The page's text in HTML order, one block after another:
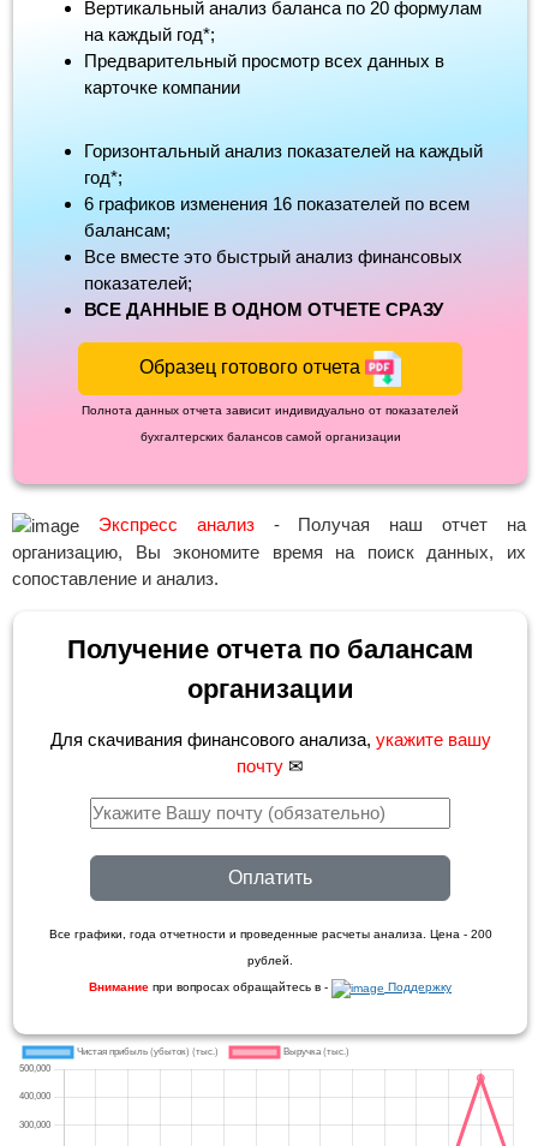
Вертикальный анализ баланса по 20 формулам
на каждый год*;
Предварительный просмотр всех данных в
карточке компании
Горизонтальный анализ показателей на каждый
год*;
6 графиков изменения 16 показателей по всем
балансам;
Все вместе это быстрый анализ финансовых
показателей;
ВСЕ ДАННЫЕ В ОДНОМ ОТЧЕТЕ СРАЗУ
Образец готового отчета
Полнота данных отчета зависит индивидуально от показателей
бухгалтерских балансов самой организации
Экспресс анализ- Получая наш отчет на
организацию, Вы экономите время на поиск данных, их
сопоставление и анализ.
Получение отчета по балансам
организации
Для скачивания финансового анализа, укажите вашу
почту ✉
Оплатить
Все графики, года отчетности и проведенные расчеты анализа. Цена - 200
рублей.
Внимание при вопросах обращайтесь в - Поддержку